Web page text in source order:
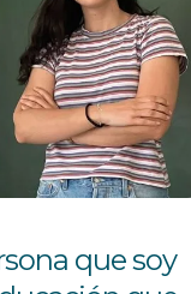
que soy